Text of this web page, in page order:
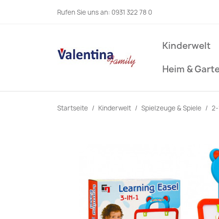
Rufen Sie uns an: 0931 322 78 0
Kinderwelt
Heim &
Startseite Kinderwelt Spielzeuge & Spiele